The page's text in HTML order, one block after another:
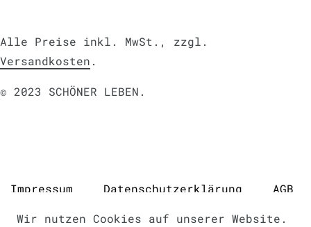
Wir nutzen Cookies auf unserer Website.
Alle Preise inkl. MwSt., zzgl.
Versandkosten .
© 2023 SCHÖNER LEBEN.
Impressum Daten­schutz­erklärung AGB